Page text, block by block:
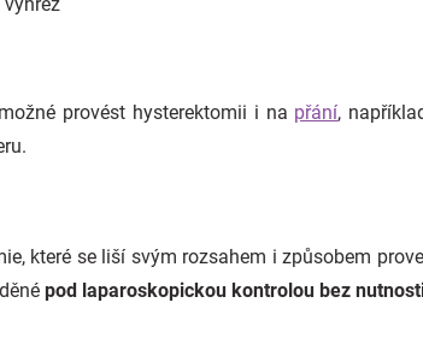
provést hysterektomii i na přání,
které se liší svým rozsahem i způsobem
pod laparoskopickou kontrolou bez